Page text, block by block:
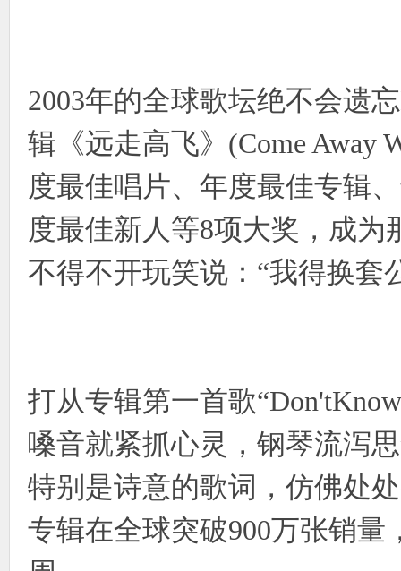
2003年的全球歌坛绝不会遗
辑《远走高飞》(Come Away
度最佳唱片、年度最佳专辑
度最佳新人等8项大奖，成
不得不开玩笑说：“我得换套
打从专辑第一首歌
嗓音就紧抓心灵，钢琴流泻
特别是诗意的歌词，仿佛处
专辑在全球突破900万张销